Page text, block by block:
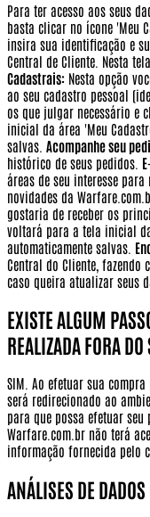
Para ter acesso aos seus
basta clicar no ícone 'Meu
insira sua identificação e
Central de Cliente. Nesta
Cadastrais: Nesta opção
ao seu cadastro pessoal
os que julgar necessário e
inicial da área 'Meu
salvas. Acompanhe seu
histórico de seus pedidos.
áreas de seu interesse para
novidades da
gostaria de receber os
voltará para a tela inicial
automaticamente salvas.
Central do Cliente, fazendo
caso queira atualizar seus
EXISTE ALGUM
REALIZADA FORA
SIM. Ao efetuar sua
será redirecionado ao
para que possa efetuar seu
Warfare.com.br não terá
informação fornecida pelo
ANÁLISES DE